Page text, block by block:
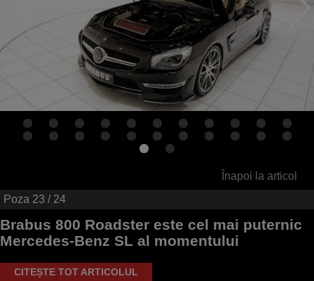
Înapoi la articol
Poza 23 / 24
Brabus 800 Roadster este cel mai puternic
Mercedes-Benz SL al momentului
CITEȘTE TOT ARTICOLUL